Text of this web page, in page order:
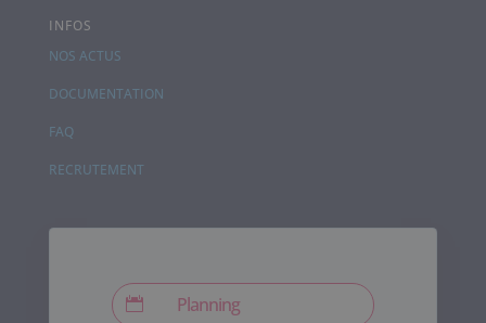
INFOS
NOS ACTUS
DOCUMENTATION
FAQ
RECRUTEMENT
 Planning